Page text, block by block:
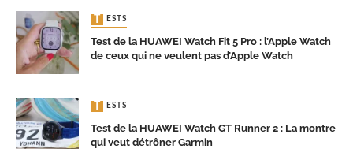
TESTS
Test de la HUAWEI Watch Fit 5 Pro : l’Apple Watch
de ceux qui ne veulent pas d’Apple Watch
TESTS
Test de la HUAWEI Watch GT Runner 2 : La montre
qui veut détrôner Garmin